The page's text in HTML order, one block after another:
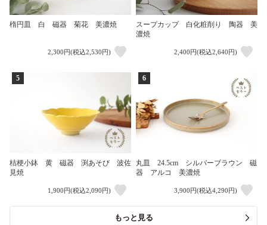
楕円皿 白 磁器 菊花 美濃焼
2,300円(税込2,530円)
スープカップ 白化粧削り 陶器 美
濃焼
2,400円(税込2,640円)
5
桔梗小鉢 黄 磁器 渕あそび 波佐
見焼
1,900円(税込2,090円)
6
丸皿 24.5cm シルバーブラウン 磁
器 アルコ 美濃焼
3,900円(税込4,290円)
もっと見る